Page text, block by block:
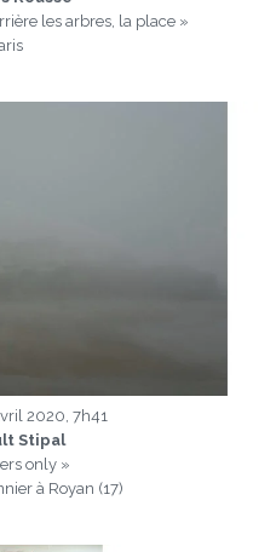
les arbres, la place »
2020, 7h41
Stipal
only »
à Royan (17)